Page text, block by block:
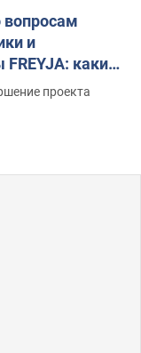
вопросам
и
какие
проекта